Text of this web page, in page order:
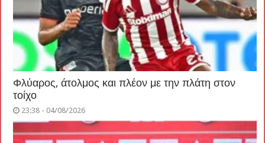
Φλύαρος, άτολμος και πλέον με την πλάτη στον
τοίχο
23:38 - 04/08/2026